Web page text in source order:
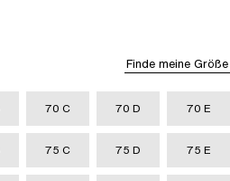
Finde meine Größe
70 C 70 D 70 E
75 C 75 D 75 E